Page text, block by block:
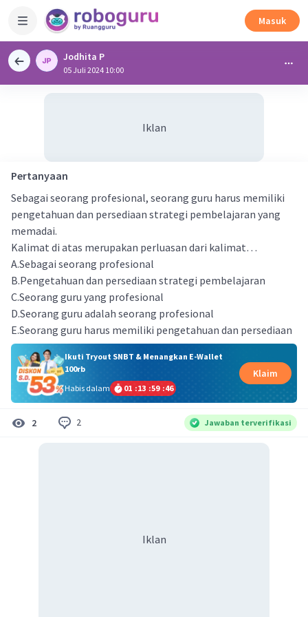
Masuk
Jodhita P
05 Juli 2024 10:00
Iklan
Pertanyaan
Sebagai seorang profesional, seorang guru harus memiliki
pengetahuan dan persediaan strategi pembelajaran yang
memadai.
Kalimat di atas merupakan perluasan dari kalimat…
A.Sebagai seorang profesional
B.Pengetahuan dan persediaan strategi pembelajaran
C.Seorang guru yang profesional
D.Seorang guru adalah seorang profesional
E.Seorang guru harus memiliki pengetahuan dan persediaan
Ikuti Tryout SNBT & Menangkan E-Wallet
100rb
Habis dalam
01 :13 :59 :46
Klaim
2 2 Jawaban terverifikasi
Iklan